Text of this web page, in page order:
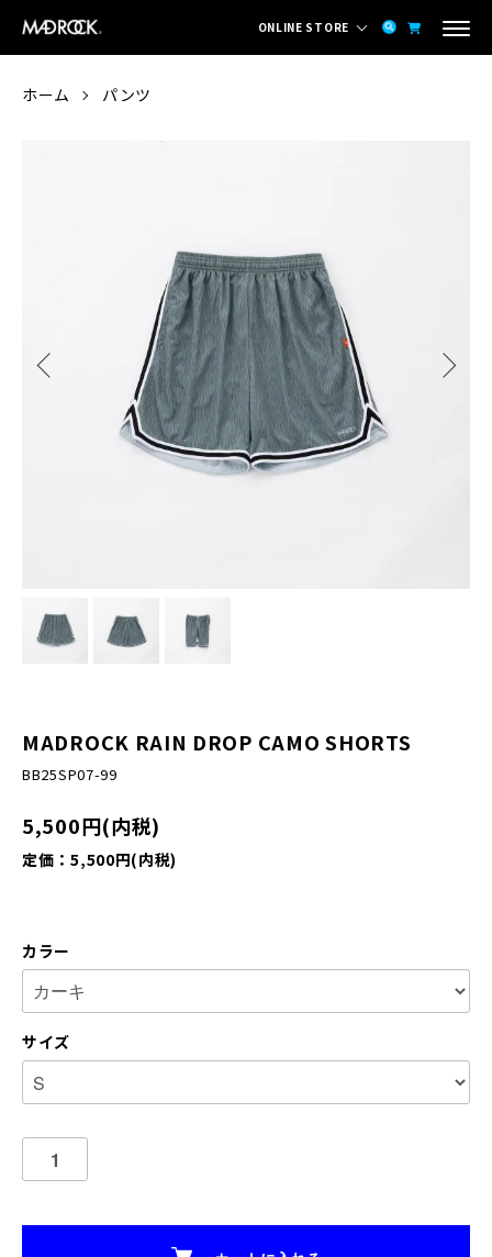
ONLINE STORE
ホーム パンツ
MADROCK RAIN DROP CAMO SHORTS
BB25SP07-99
5,500円(内税)
定価：5,500円(内税)
カラー
サイズ